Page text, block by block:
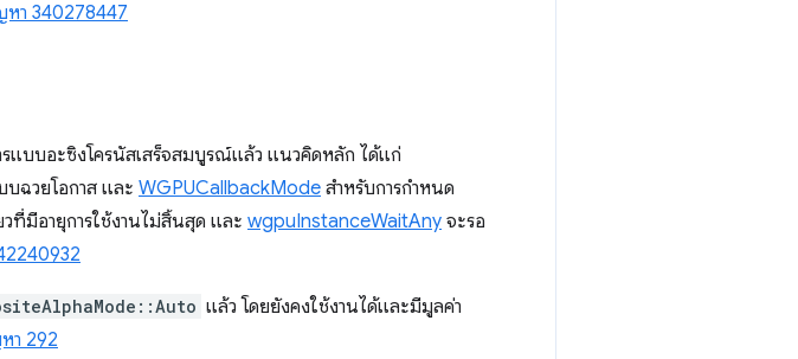
า 340278447
แบบอะซิงโครนัสเสร็จสมบูรณ์แล้ว แนวคิดหลัก ได้แก่
ฉวยโอกาส และ WGPUCallbackMode สำหรับการกำหนด
ที่มีอายุการใช้งานไม่สิ้นสุด และ wgpuInstanceWaitAny จะรอ
แล้ว โดยยังคงใช้งานได้และมีมูลค่า
า 292